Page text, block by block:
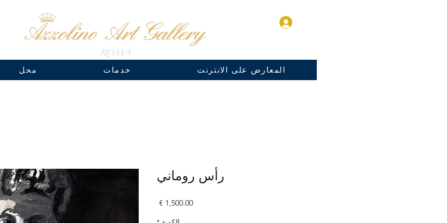
محل خدمات المعارض على الانترنت
رأس روماني
السعر